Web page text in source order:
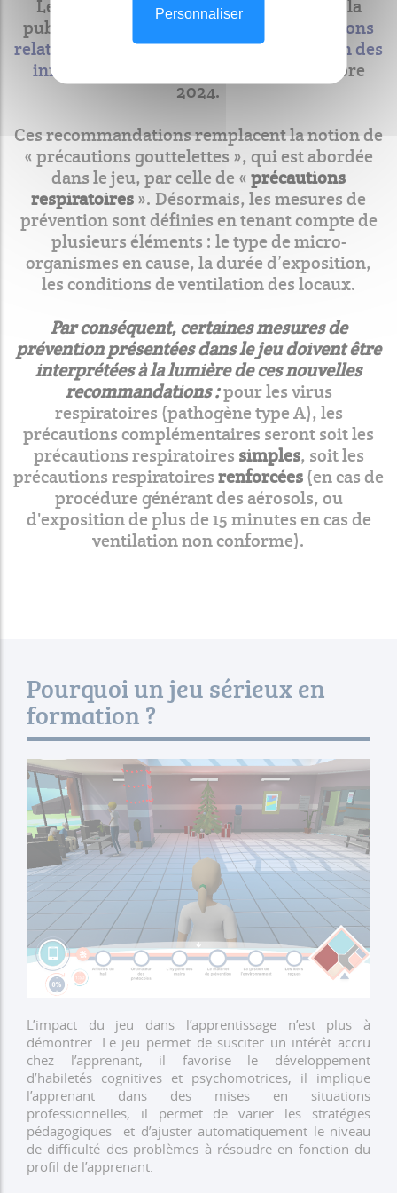
Le jeu sérieux JASPER a été conçu avant la
publication
des nouvelles recommandations
relatives à la prévention de la transmission des
infections par voie respiratoire
en octobre
2024.
Ces recommandations remplacent la notion de
« précautions gouttelettes », qui est abordée
dans le jeu, par celle de «précautions
respiratoires». Désormais, les mesures de
prévention sont définies en tenant compte de
plusieurs éléments : le type de micro-
organismes en cause, la durée d’exposition,
les conditions de ventilation des locaux.
Par conséquent, certaines mesures de
prévention présentées dans le jeu doivent être
interprétées à la lumière de ces nouvelles
recommandations :pour les virus
respiratoires (pathogène type A), les
précautions complémentaires seront soit les
précautions respiratoires simples, soit les
précautions respiratoiresrenforcées(en cas de
procédure générant des aérosols, ou
d'exposition de plus de 15 minutes en cas de
ventilation non conforme).
Pourquoi un jeu sérieux en
formation ?
L’impact du jeu dans l’apprentissage n’est plus à
démontrer. Le jeu permet de susciter un intérêt accru
chez l’apprenant, il favorise le développement
d’habiletés cognitives et psychomotrices, il implique
l’apprenant dans des mises en situations
professionnelles, il permet de varier les stratégies
pédagogiques et d’ajuster automatiquement le niveau
de difficulté des problèmes à résoudre en fonction du
profil de l’apprenant.
Personnaliser